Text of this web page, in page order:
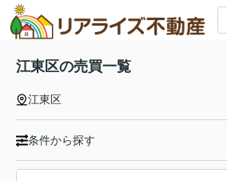
江東区の売買一覧
江東区
条件から探す